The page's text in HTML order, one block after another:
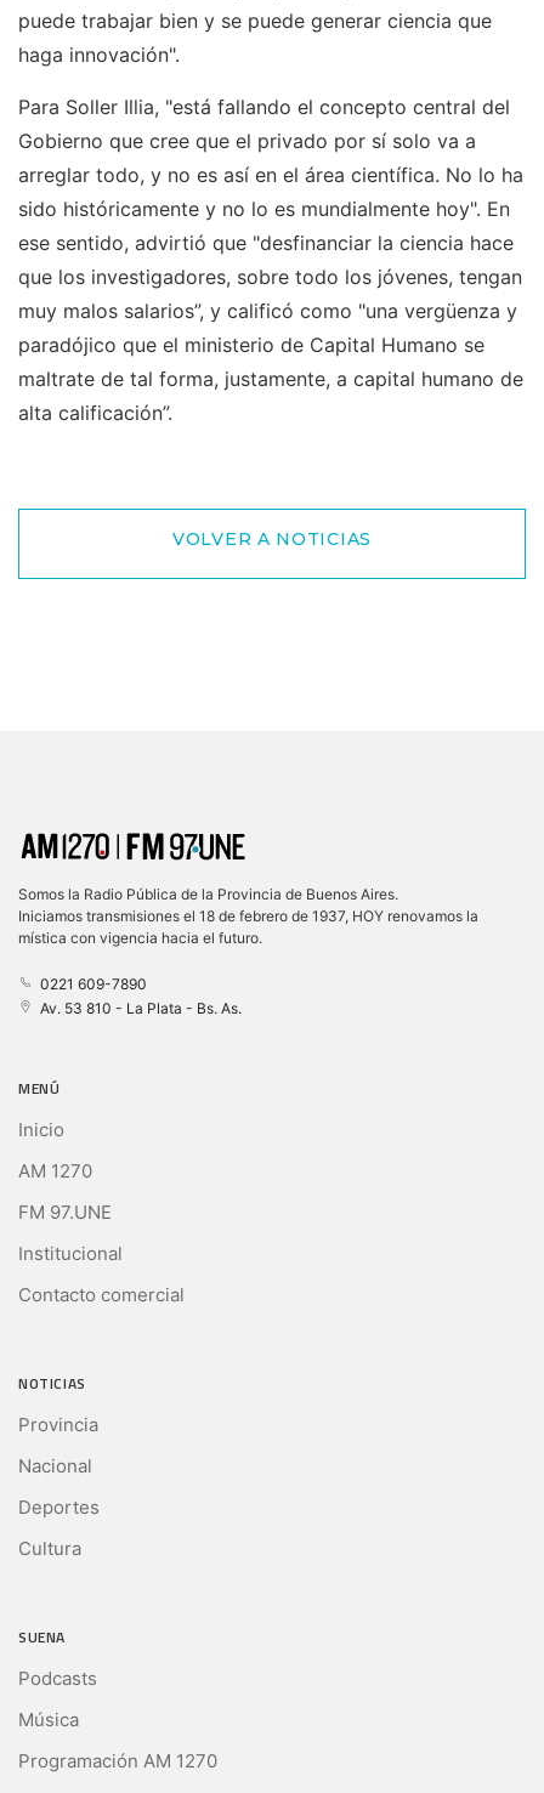
puede trabajar bien y se puede generar ciencia que
haga innovación".
Para Soller Illia, "está fallando el concepto central del
Gobierno que cree que el privado por sí solo va a
arreglar todo, y no es así en el área científica. No lo ha
sido históricamente y no lo es mundialmente hoy". En
ese sentido, advirtió que "desfinanciar la ciencia hace
que los investigadores, sobre todo los jóvenes, tengan
muy malos salarios”, y calificó como "una vergüenza y
paradójico que el ministerio de Capital Humano se
maltrate de tal forma, justamente, a capital humano de
alta calificación”.
VOLVER A NOTICIAS
Somos la Radio Pública de la Provincia de Buenos Aires.
Iniciamos transmisiones el 18 de febrero de 1937, HOY renovamos la
mística con vigencia hacia el futuro.
0221 609-7890
Av. 53 810 - La Plata - Bs. As.
MENÚ
Inicio
AM 1270
FM 97.UNE
Institucional
Contacto comercial
NOTICIAS
Provincia
Nacional
Deportes
Cultura
SUENA
Podcasts
Música
Programación AM 1270